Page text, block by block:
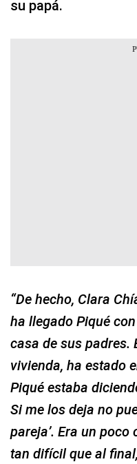
su papá.
“De hecho, Clara
ha llegado Piqué
casa de sus padres.
vivienda, ha estado
Piqué estaba
Si me los deja no
pareja’. Era un poco
tan difícil que al